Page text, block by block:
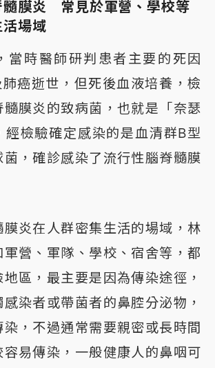
髓膜炎 常見於軍營、學校等
場域
當時醫師研判患者主要的死因
癌逝世，但死後血液培養，檢
髓膜炎的致病菌，也就是「奈瑟
經檢驗確定感染的是血清群B型
，確診感染了流行性腦脊髓膜
炎在人群密集生活的場域，林
營、軍隊、學校、宿舍等，都
區，最主要是因為傳染途徑，
染者或帶菌者的鼻腔分泌物，
，不過通常需要親密或長時間
易傳染，一般健康人的鼻咽可